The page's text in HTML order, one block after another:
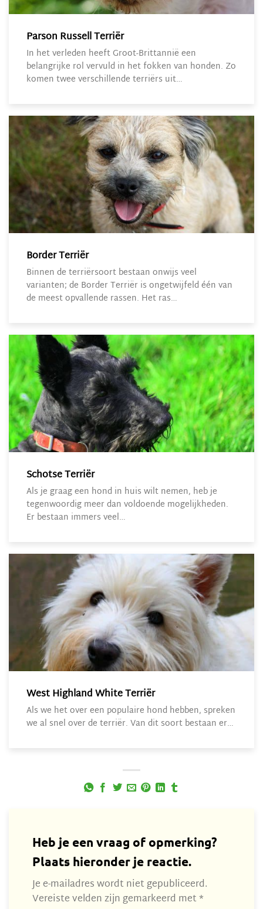
Parson Russell Terriër
In het verleden heeft Groot-Brittannië een
belangrijke rol vervuld in het fokken van honden. Zo
komen twee verschillende terriërs uit…
Border Terriër
Binnen de terriërsoort bestaan onwijs veel
varianten; de Border Terriër is ongetwijfeld één van
de meest opvallende rassen. Het ras…
Schotse Terriër
Als je graag een hond in huis wilt nemen, heb je
tegenwoordig meer dan voldoende mogelijkheden.
Er bestaan immers veel…
West Highland White Terriër
Als we het over een populaire hond hebben, spreken
we al snel over de terriër. Van dit soort bestaan er…
Heb je een vraag of opmerking?
Plaats hieronder je reactie.
Je e-mailadres wordt niet gepubliceerd.
Vereiste velden zijn gemarkeerd met*